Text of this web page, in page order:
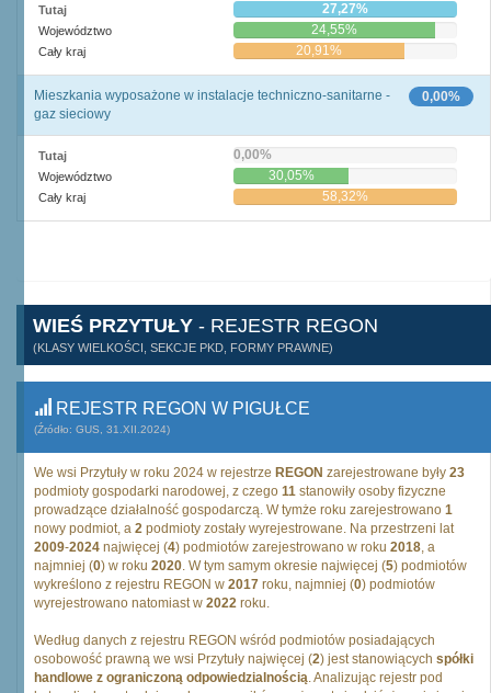
Tutaj 27,27%
Województwo 24,55%
Cały kraj 20,91%
0,00%
Mieszkania wyposażone w instalacje techniczno-sanitarne -
gaz sieciowy
Tutaj 0,00%
Województwo 30,05%
Cały kraj 58,32%
WIEŚ PRZYTUŁY - REJESTR REGON
(KLASY WIELKOŚCI, SEKCJE PKD, FORMY PRAWNE)
REJESTR REGON W PIGUŁCE
(Źródło: GUS, 31.XII.2024)
We wsi Przytuły w roku 2024 w rejestrze REGON zarejestrowane były 23
podmioty gospodarki narodowej, z czego 11 stanowiły osoby fizyczne
prowadzące działalność gospodarczą. W tymże roku zarejestrowano 1
nowy podmiot, a 2 podmioty zostały wyrejestrowane. Na przestrzeni lat
2009-2024 najwięcej (4) podmiotów zarejestrowano w roku 2018, a
najmniej (0) w roku 2020. W tym samym okresie najwięcej (5) podmiotów
wykreślono z rejestru REGON w 2017 roku, najmniej (0) podmiotów
wyrejestrowano natomiast w 2022 roku.
Według danych z rejestru REGON wśród podmiotów posiadających
osobowość prawną we wsi Przytuły najwięcej (2) jest stanowiących spółki
handlowe z ograniczoną odpowiedzialnością. Analizując rejestr pod